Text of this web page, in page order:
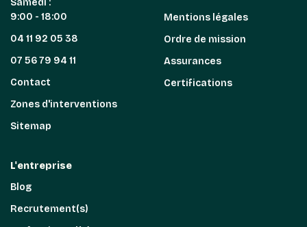
Samedi :
9:00 - 18:00
04 11 92 05 38
07 56 79 94 11
Contact
Zones d'interventions
Sitemap
Mentions légales
Ordre de mission
Assurances
Certifications
L'entreprise
Blog
Recrutement(s)